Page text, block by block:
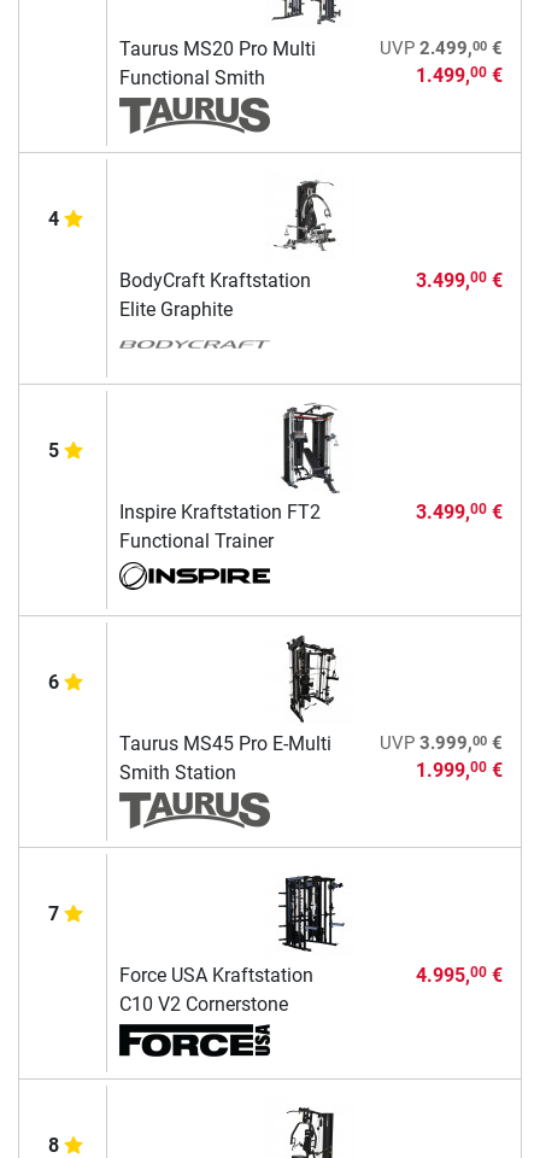
Taurus MS20 Pro Multi
Functional Smith
UVP 2.499,00€
1.499,00€
4
BodyCraft Kraftstation
Elite Graphite
3.499,00€
5
Inspire Kraftstation FT2
Functional Trainer
3.499,00€
6
Taurus MS45 Pro E-Multi
Smith Station
UVP 3.999,00€
1.999,00€
7
Force USA Kraftstation
C10 V2 Cornerstone
4.995,00€
8